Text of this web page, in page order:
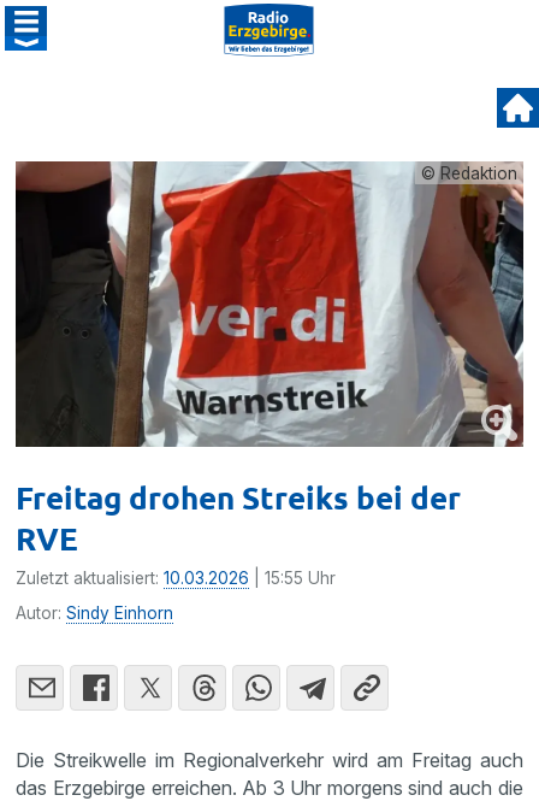
© Redaktion
Freitag drohen Streiks bei der
RVE
Zuletzt aktualisiert:10.03.2026 | 15:55 Uhr
Autor:Sindy Einhorn
Die Streikwelle im Regionalverkehr wird am Freitag auch
das Erzgebirge erreichen. Ab 3 Uhr morgens sind auch die